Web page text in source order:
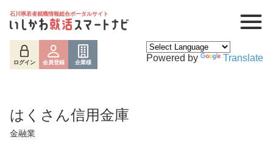
石川県若者就職情報総合ポータルサイト
ログイン 会員登録 企業様 Powered by Translate
はくさん信用金庫
金融業